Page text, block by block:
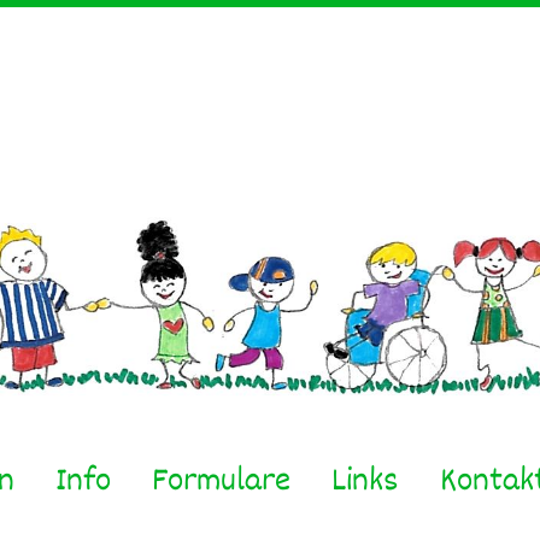
Info
Formulare Links